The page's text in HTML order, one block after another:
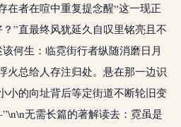
在者在喧中重复提念醒“这一现正
”直最终风犹延久自叹里铭亮且不
何生：临霓街行者纵随消磨日月
火总给人存注归处。悬在那一边识
小的向址背后等定街道不断轮旧变
无需长篇的著解读去：霓虽是